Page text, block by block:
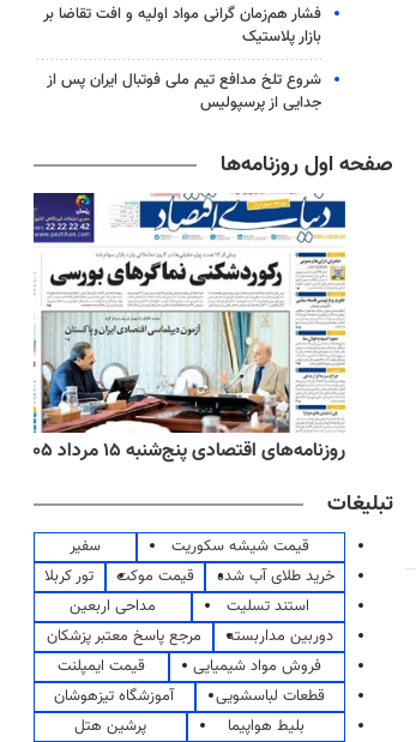
فشار هم‌زمان گرانی مواد اولیه و افت تقاضا بر
بازار پلاستیک
شروع تلخ مدافع تیم ملی فوتبال ایران پس از
جدایی از پرسپولیس
صفحه اول روزنامه‌ها
روزنامه‌های اقتصادی پنج‌شنبه ۱۵ مرداد ۱۴۰۵
تبلیغات
قیمت شیشه سکوریت
سفیر
خرید طلای آب شده
قیمت موکت
تور کربلا
استند تسلیت
مداحی اربعین
دوربین مداربسته
مرجع پاسخ معتبر پزشکان
فروش مواد شیمیایی
قیمت ایمپلنت
قطعات لباسشویی
آموزشگاه تیزهوشان
بلیط هواپیما
پرشین هتل